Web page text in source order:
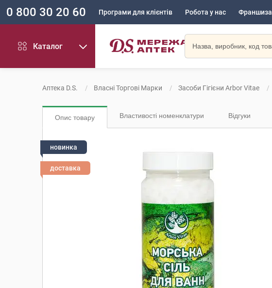
0 800 30 20 60 Програми для клієнтів Робота у нас Франшиза
Каталог
Аптека D.S. Власні Торгові Марки Засоби Гігієни Arbor Vitae
Опис товару Властивості номенклатури Відгуки
новинка
доставка